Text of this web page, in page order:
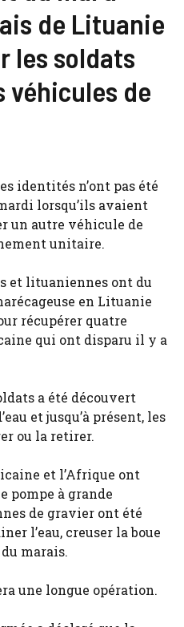
de Lituanie
les soldats
véhicules de
identités n’ont pas été
lorsqu’ils avaient
un autre véhicule de
unitaire.
et lituaniennes ont du
en Lituanie
récupérer quatre
qui ont disparu il y a
a été découvert
et jusqu’à présent, les
ou la retirer.
et l’Afrique ont
pompe à grande
de gravier ont été
l’eau, creuser la boue
marais.
une longue opération.